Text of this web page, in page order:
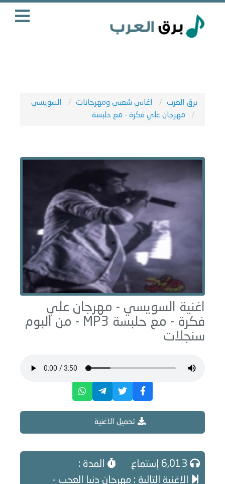
برق العرب اغاني شعبي ومهرجانات
السويسي
مهرجان علي فكرة - مع حلبسة
اغنية السويسي - مهرجان علي
فكرة - مع حلبسة
سنجلات
تحميل الاغنية
المدة :
الاغنية التالية : مهرجان دنيا العجب -